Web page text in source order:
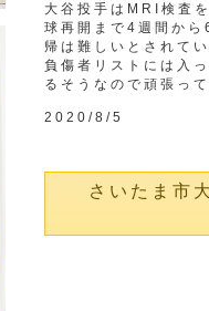
大谷投手はMRI検査
球再開まで4週間から
帰は難しいとされて
負傷者リストには入
るそうなので頑張っ
2020/8/5
さいたま市